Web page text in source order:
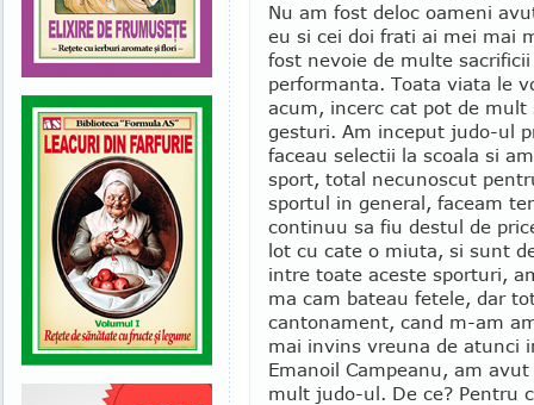
Nu am fost deloc oameni
eu si cei doi frati ai mei mai
fost nevoie de multe
performanta. Toata viata le
acum, incerc cat pot de
gesturi. Am inceput judo-ul
faceau selectii la scoala si
sport, total necunoscut
sportul in general, faceam
continuu sa fiu destul de
lot cu cate o miuta, si sunt
intre toate aceste sporturi,
ma cam bateau fetele, dar
cantonament, cand m-am
mai invins vreuna de atunci
Emanoil Campeanu, am
mult judo-ul. De ce? Pentru